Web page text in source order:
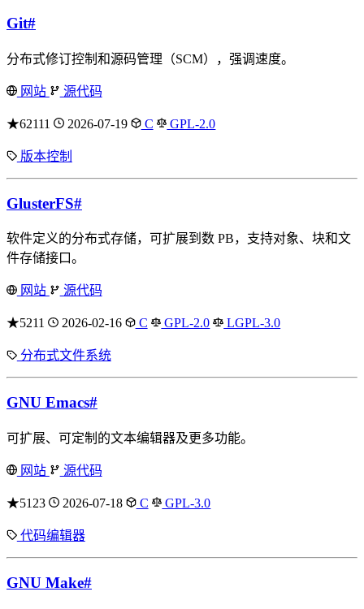
Git#
分布式修订控制和源码管理（SCM），强调速度。
网站 源代码
★62111 2026-07-19 C GPL-2.0
版本控制
GlusterFS#
软件定义的分布式存储，可扩展到数 PB，支持对象、块和文
件存储接口。
网站 源代码
★5211 2026-02-16 C GPL-2.0 LGPL-3.0
分布式文件系统
GNU Emacs#
可扩展、可定制的文本编辑器及更多功能。
网站 源代码
★5123 2026-07-18 C GPL-3.0
代码编辑器
GNU Make#